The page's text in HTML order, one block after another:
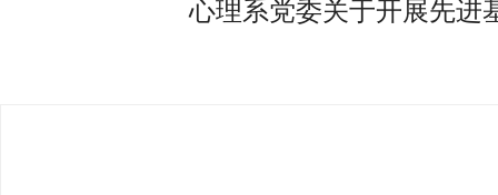
心理系党委关于开展先进